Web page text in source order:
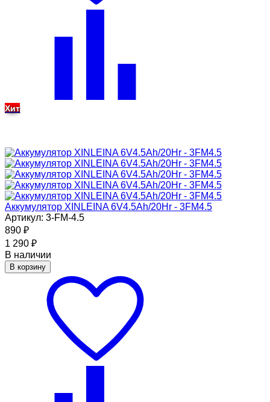
Хит
Аккумулятор XINLEINA 6V4.5Ah/20Hr - 3FM4.5
Артикул: 3-FM-4.5
890 ₽
1 290 ₽
В наличии
В корзину